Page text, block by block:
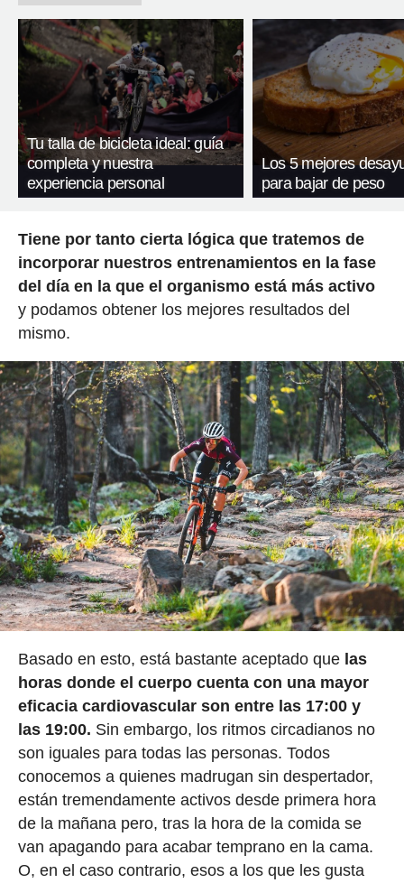
Tu talla de bicicleta ideal: guía
completa y nuestra
experiencia personal
Los 5 mejores
para bajar de peso
Tiene por tanto cierta lógica que tratemos de
incorporar nuestros entrenamientos en la fase
del día en la que el organismo está más activo
y podamos obtener los mejores resultados del
mismo.
Basado en esto, está bastante aceptado que las
horas donde el cuerpo cuenta con una mayor
eficacia cardiovascular son entre las 17:00 y
las 19:00. Sin embargo, los ritmos circadianos no
son iguales para todas las personas. Todos
conocemos a quienes madrugan sin despertador,
están tremendamente activos desde primera hora
de la mañana pero, tras la hora de la comida se
van apagando para acabar temprano en la cama.
O, en el caso contrario, esos a los que les gusta